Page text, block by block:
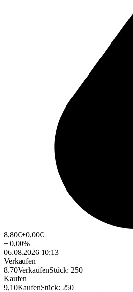
8,80€+0,00€
+0,00%
06.08.2026 10:13
Verkaufen
8,70VerkaufenStück: 250
Kaufen
9,10KaufenStück: 250